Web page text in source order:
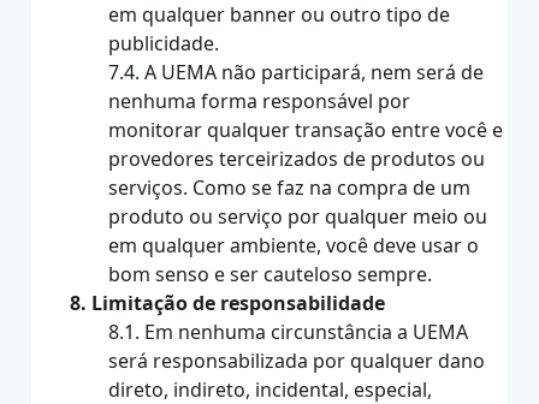
em qualquer banner ou outro tipo de
publicidade.
7.4. A UEMA não participará, nem será de
nenhuma forma responsável por
monitorar qualquer transação entre você e
provedores terceirizados de produtos ou
serviços. Como se faz na compra de um
produto ou serviço por qualquer meio ou
em qualquer ambiente, você deve usar o
bom senso e ser cauteloso sempre.
8. Limitação de responsabilidade
8.1. Em nenhuma circunstância a UEMA
será responsabilizada por qualquer dano
direto, indireto, incidental, especial,